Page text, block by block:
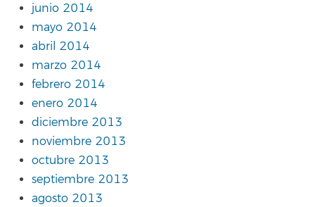
junio 2014
mayo 2014
abril 2014
marzo 2014
febrero 2014
enero 2014
diciembre 2013
noviembre 2013
octubre 2013
septiembre 2013
agosto 2013